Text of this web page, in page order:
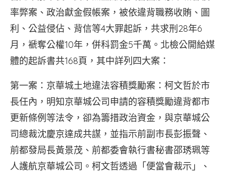
率弊案、政治獻金假帳案，被依違背職務收賄、圖
利、公益侵佔、背信等4大罪起訴，共求刑28年6
月，褫奪公權10年，併科罰金5千萬。北檢公開給媒
體的起訴書共168頁，其中詳列四大案：
第一案：京華城土地違法容積獎勵案：柯文哲於市
長任內，明知京華城公司申請的容積獎勵違背都市
更新條例等法令，卻為籌措政治資金，與京華城公
司總裁沈慶京達成共謀，並指示前副市長彭振聲、
前都發局長黃景茂、前都委會執行書秘書邵琇珮等
人護航京華城公司。柯文哲透過「便當會裁示」、